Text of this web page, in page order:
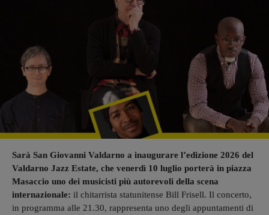
Sarà San Giovanni Valdarno a inaugurare l’edizione 2026 del
Valdarno Jazz Estate, che venerdì 10 luglio porterà in piazza
Masaccio uno dei musicisti più autorevoli della scena
internazionale: il chitarrista statunitense Bill Frisell. Il concerto,
in programma alle 21.30, rappresenta uno degli appuntamenti di